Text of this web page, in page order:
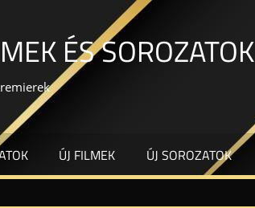
ÉS SOROZATOK
ÚJ FILMEK ÚJ SOROZATOK